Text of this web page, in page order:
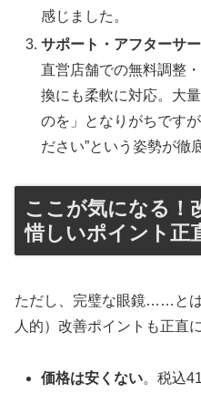
感じました。
サポート・アフターサ
直営店舗での無料調整
換にも柔軟に対応。大
のを」となりがちです
ださい”という姿勢が徹
ここが気になる！
惜しいポイント正
ただし、完璧な眼鏡……と
人的）改善ポイントも正直
価格は安くない。税込